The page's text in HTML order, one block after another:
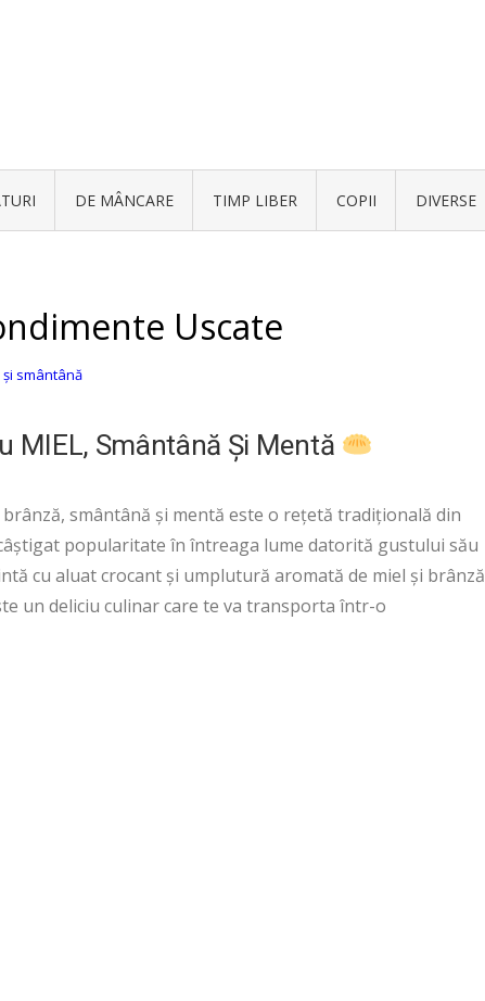
DE MÂNCARE TIMP LIBER COPII DIVERSE
Uscate
MIEL, Smântână Și Mentă
smântână și mentă este o rețetă tradițională din
popularitate în întreaga lume datorită gustului său
cu aluat crocant și umplutură aromată de miel și brânză
un deliciu culinar care te va transporta într-o